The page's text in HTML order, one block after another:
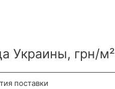
Украины, грн/м²
поставки